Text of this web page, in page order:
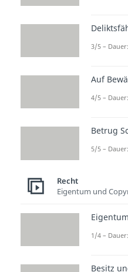
dann
der
(
Fehler
Beispiel
3/5 –
Auf
4/5 –
Betrug
5/5 –
Recht
Eigentum und
Eigentum
1/4 –
Besitz